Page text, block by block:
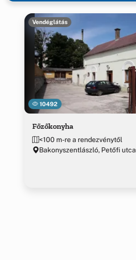
10492
Vendéglátás
Főzőkonyha
<100 m-re a rendezvénytől
Bakonyszentlászló, Petőfi utca